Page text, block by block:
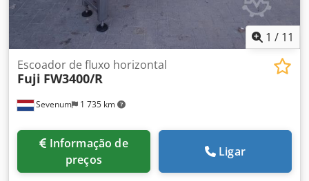
1 / 11
Sevenum 1 735 km
Escoador de fluxo horizontal
Fuji FW3400/R
preços
Ligar